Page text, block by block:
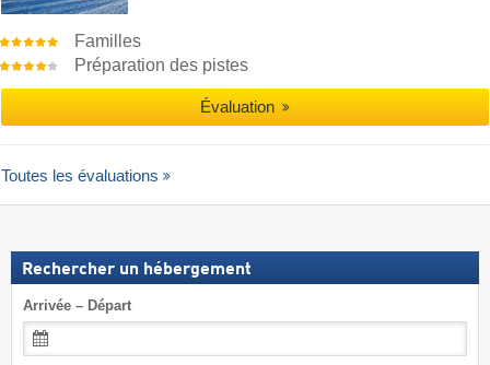
Familles
Préparation des pistes
Évaluation
Toutes les évaluations
Rechercher un hébergement
Arrivée – Départ